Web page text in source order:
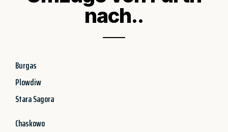
nach..
Burgas
Plowdiw
Stara Sagora
Chaskowo